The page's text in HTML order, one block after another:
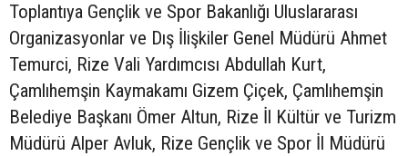
Toplantıya Gençlik ve Spor Bakanlığı Uluslararası
Organizasyonlar ve Dış İlişkiler Genel Müdürü Ahmet
Temurci, Rize Vali Yardımcısı Abdullah Kurt,
Çamlıhemşin Kaymakamı Gizem Çiçek, Çamlıhemşin
Belediye Başkanı Ömer Altun, Rize İl Kültür ve Turizm
Müdürü Alper Avluk, Rize Gençlik ve Spor İl Müdürü